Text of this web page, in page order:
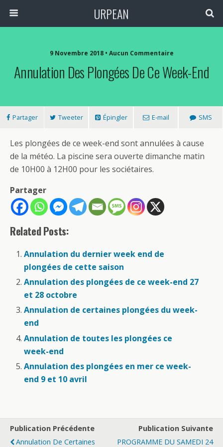
URPEAN
9 Novembre 2018 • Aucun Commentaire
Annulation Des Plongées De Ce Week-End
Partager Tweeter Épingler E-mail SMS
Les plongées de ce week-end sont annulées à cause
de la météo. La piscine sera ouverte dimanche matin
de 10H00 à 12H00 pour les sociétaires.
Partager
Related Posts:
Annulation du dernier week end de
plongées de cette saison
Annulation des plongées de ce week-end 27
et 28 octobre
Annulation de certaines plongées du week-
end
Annulation de toutes les plongées ce
week-end
Annulation des plongées en mer ce week-
end 9 et 10 avril
Publication Précédente
Annulation De Certaines
Publication Suivante
PROGRAMME DU SAMEDI 24